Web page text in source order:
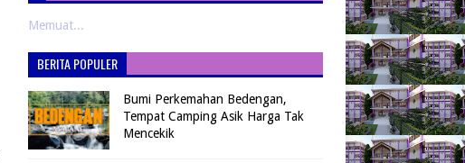
Memuat...
BERITA POPULER
Bumi Perkemahan Bedengan,
Tempat Camping Asik Harga Tak
Mencekik